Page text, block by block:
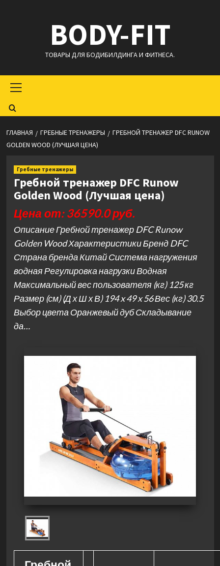
BODY-FIT
ТОВАРЫ ДЛЯ БОДИБИЛДИНГА И ФИТНЕСА.
меню
ГЛАВНАЯ ГРЕБНЫЕ ТРЕНАЖЕРЫ
ГРЕБНОЙ ТРЕНАЖЕР DFC RUNOW
GOLDEN WOOD (ЛУЧШАЯ ЦЕНА)
Гребные тренажеры
Гребной тренажер DFC Runow
Golden Wood (Лучшая цена)
Цена от: 36590.0 руб.
Описание Гребной тренажер DFC Runow
Golden Wood Характеристики Бренд DFC
Страна бренда Китай Система нагружения
водная Регулировка нагрузки Водная
Максимальный вес пользователя (кг) 125 кг
Размер (см) (Д х Ш х В) 194 x 49 x 56 Вес (кг) 30.5
Выбор цвета Оранжевый дуб Складывание
да…